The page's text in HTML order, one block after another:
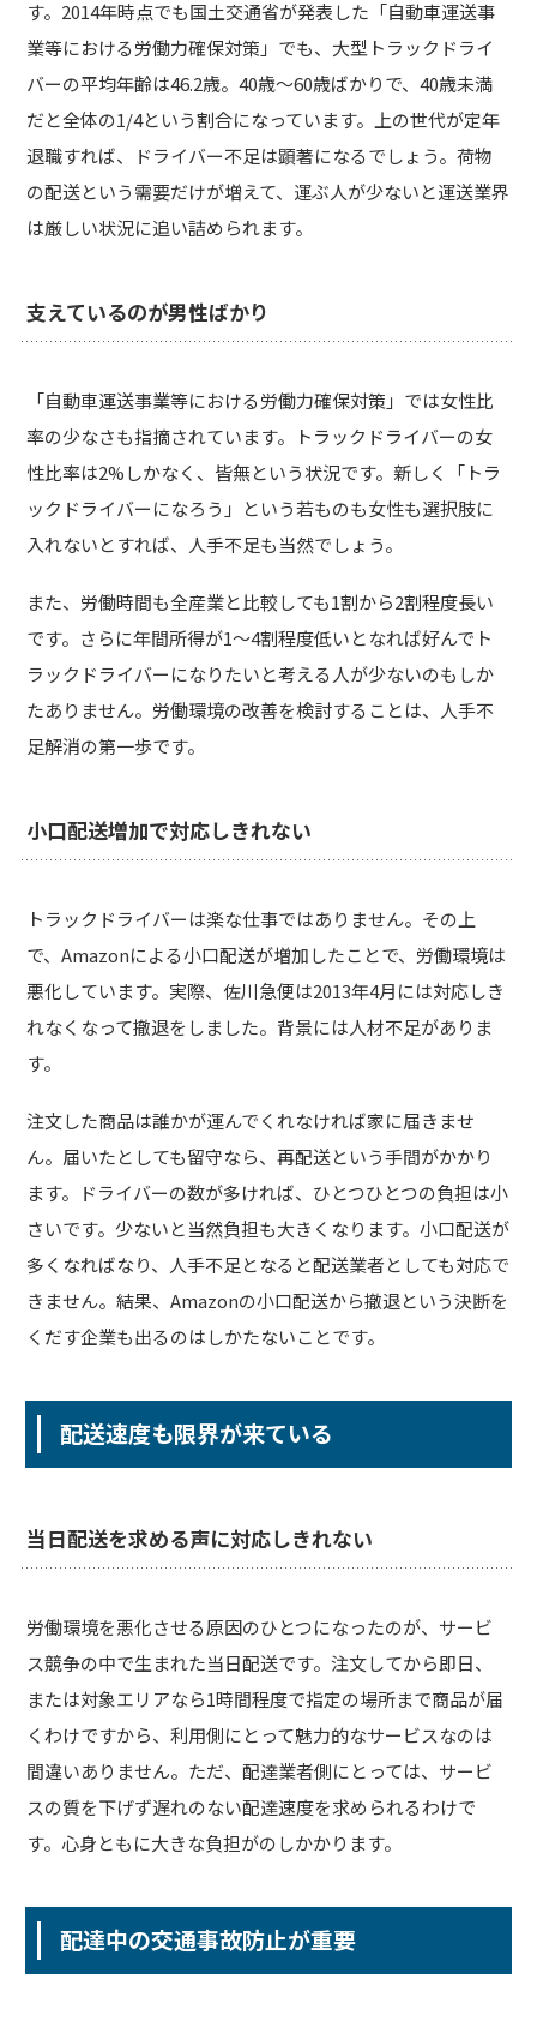
す。2014年時点でも国土交通省が発表した「自動車運送事
業等における労働力確保対策」でも、大型トラックドライ
バーの平均年齢は46.2歳。40歳～60歳ばかりで、40歳未満
だと全体の1/4という割合になっています。上の世代が定年
退職すれば、ドライバー不足は顕著になるでしょう。荷物
の配送という需要だけが増えて、運ぶ人が少ないと運送業界
は厳しい状況に追い詰められます。
支えているのが男性ばかり
「自動車運送事業等における労働力確保対策」では女性比
率の少なさも指摘されています。トラックドライバーの女
性比率は2%しかなく、皆無という状況です。新しく「トラ
ックドライバーになろう」という若ものも女性も選択肢に
入れないとすれば、人手不足も当然でしょう。
また、労働時間も全産業と比較しても1割から2割程度長い
です。さらに年間所得が1～4割程度低いとなれば好んでト
ラックドライバーになりたいと考える人が少ないのもしか
たありません。労働環境の改善を検討することは、人手不
足解消の第一歩です。
小口配送増加で対応しきれない
トラックドライバーは楽な仕事ではありません。その上
で、Amazonによる小口配送が増加したことで、労働環境は
悪化しています。実際、佐川急便は2013年4月には対応しき
れなくなって撤退をしました。背景には人材不足がありま
す。
注文した商品は誰かが運んでくれなければ家に届きませ
ん。届いたとしても留守なら、再配送という手間がかかり
ます。ドライバーの数が多ければ、ひとつひとつの負担は小
さいです。少ないと当然負担も大きくなります。小口配送が
多くなればなり、人手不足となると配送業者としても対応で
きません。結果、Amazonの小口配送から撤退という決断を
くだす企業も出るのはしかたないことです。
配送速度も限界が来ている
当日配送を求める声に対応しきれない
労働環境を悪化させる原因のひとつになったのが、サービ
ス競争の中で生まれた当日配送です。注文してから即日、
または対象エリアなら1時間程度で指定の場所まで商品が届
くわけですから、利用側にとって魅力的なサービスなのは
間違いありません。ただ、配達業者側にとっては、サービ
スの質を下げず遅れのない配達速度を求められるわけで
す。心身ともに大きな負担がのしかかります。
配達中の交通事故防止が重要